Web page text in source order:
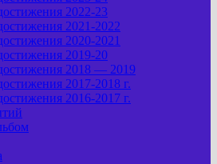
2022-23
2021-2022
2020-2021
2019-20
2018 — 2019
2017-2018 г.
2016-2017 г.